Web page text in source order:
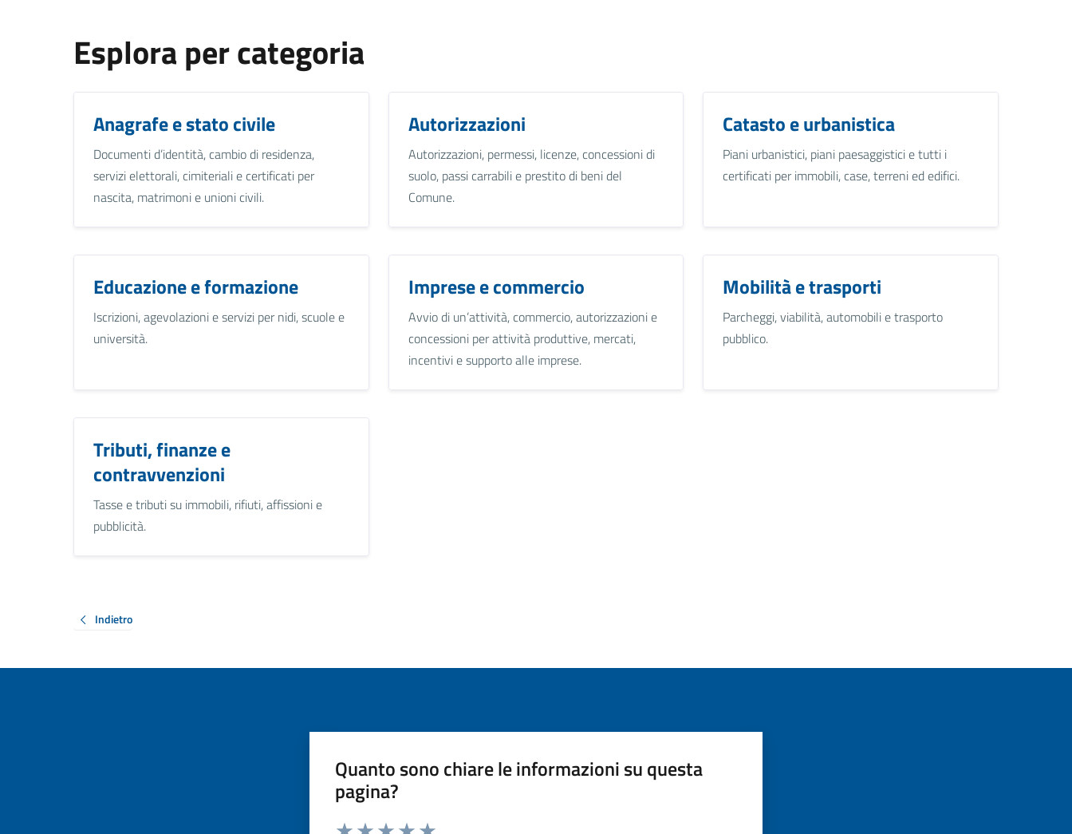
Esplora per categoria
Anagrafe e stato civile
Documenti d’identità, cambio di residenza,
servizi elettorali, cimiteriali e certificati per
nascita, matrimoni e unioni civili.
Autorizzazioni
Autorizzazioni, permessi, licenze, concessioni di
suolo, passi carrabili e prestito di beni del
Comune.
Catasto e urbanistica
Piani urbanistici, piani paesaggistici e tutti i
certificati per immobili, case, terreni ed edifici.
Educazione e formazione
Iscrizioni, agevolazioni e servizi per nidi, scuole e
università.
Imprese e commercio
Avvio di un’attività, commercio, autorizzazioni e
concessioni per attività produttive, mercati,
incentivi e supporto alle imprese.
Mobilità e trasporti
Parcheggi, viabilità, automobili e trasporto
pubblico.
Tributi, finanze e
contravvenzioni
Tasse e tributi su immobili, rifiuti, affissioni e
pubblicità.
Indietro
Quanto sono chiare le informazioni su questa
pagina?
Valuta da 1 a 5 stelle la pagina